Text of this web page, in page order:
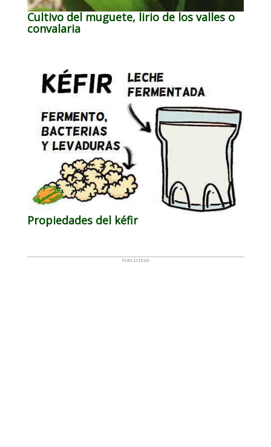
Cultivo del muguete, lirio de los valles o
convalaria
Propiedades del kéfir